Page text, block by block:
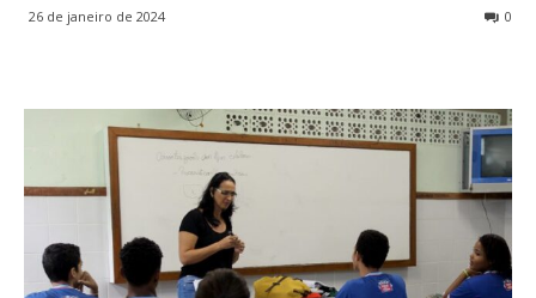
26 de janeiro de 2024 0